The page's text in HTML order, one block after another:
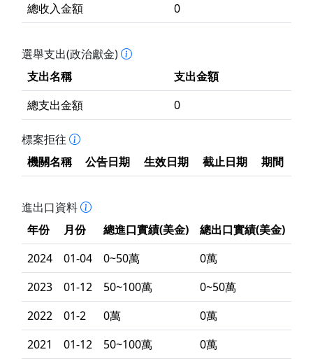
總收入金額
0
選舉支出(政治獻金)
支出名稱
支出金額
總支出金額
0
標案拒往
機關名稱
公告日期 生效日期 截止日期 期間
進出口資料
年份
月份 總進口實績(美金)
總出口實績(美金)
2024
01-04 0~50萬
0萬
2023
01-12 50~100萬
0~50萬
2022
01-2 0萬
0萬
2021
01-12 50~100萬
0萬